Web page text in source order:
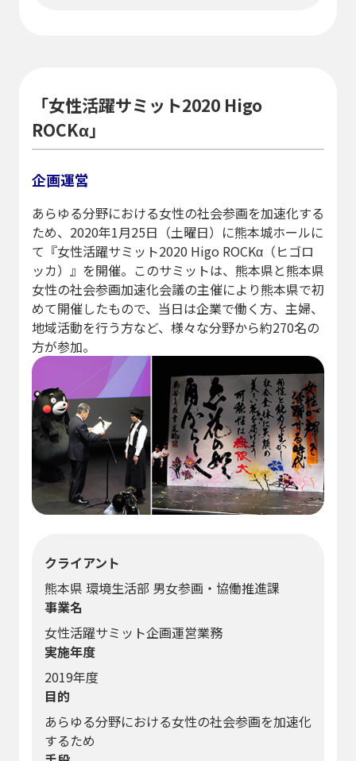
「女性活躍サミット2020 Higo
ROCKα」
企画運営
あらゆる分野における女性の社会参画を加速化する
ため、2020年1月25日（土曜日）に熊本城ホールに
て『女性活躍サミット2020 Higo ROCKα（ヒゴロ
ッカ）』を開催。このサミットは、熊本県と熊本県
女性の社会参画加速化会議の主催により熊本県で初
めて開催したもので、当日は企業で働く方、主婦、
地域活動を行う方など、様々な分野から約270名の
方が参加。
クライアント
熊本県 環境生活部 男女参画・協働推進課
事業名
女性活躍サミット企画運営業務
実施年度
2019年度
目的
あらゆる分野における女性の社会参画を加速化
するため